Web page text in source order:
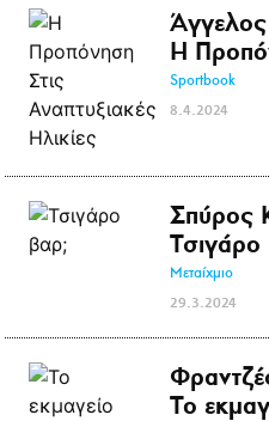
Η
Sportbook
8.4.2024
Σπύρος
Μεταίχμιο
29.3.2024
Το